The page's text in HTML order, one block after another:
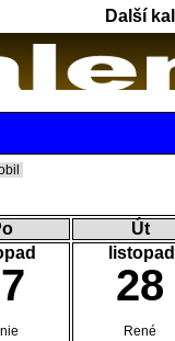
Další
Út
listopad
28
René